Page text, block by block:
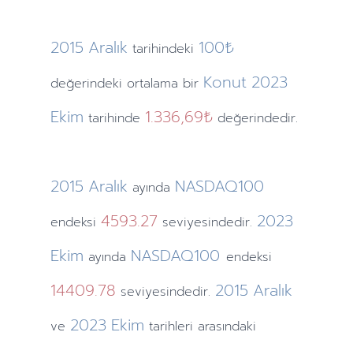
2015 Aralık tarihindeki 100₺
değerindeki ortalama bir Konut 2023
Ekim tarihinde 1.336,69₺ değerindedir.
2015 Aralık ayında NASDAQ100
endeksi 4593.27 seviyesindedir. 2023
Ekim ayında NASDAQ100 endeksi
14409.78 seviyesindedir. 2015 Aralık
ve 2023 Ekim tarihleri arasındaki